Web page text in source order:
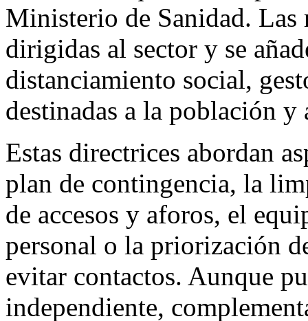
Ministerio de Sanidad. Las
dirigidas al sector y se
distanciamiento social,
destinadas a la población y
Estas directrices abordan
plan de contingencia, la
de accesos y aforos, el
personal o la priorización
evitar contactos. Aunque
independiente,